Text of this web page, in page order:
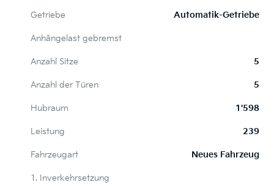
Getriebe Automatik-Getriebe
Anhängelast gebremst
Anzahl Sitze 5
Anzahl der Türen 5
Hubraum 1'598
Leistung 239
Fahrzeugart Neues Fahrzeug
1. Inverkehrsetzung